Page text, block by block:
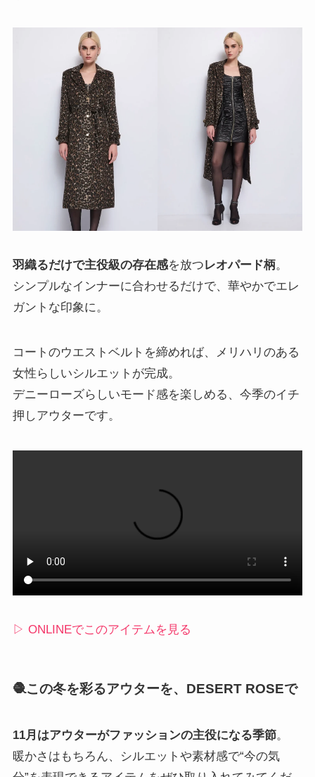
羽織るだけで主役級の存在感を放つレオパード柄。
シンプルなインナーに合わせるだけで、華やかでエレ
ガントな印象に。
コートのウエストベルトを締めれば、メリハリのある
女性らしいシルエットが完成。
デニーローズらしいモード感を楽しめる、今季のイチ
押しアウターです。
▷ ONLINEでこのアイテムを見る
🧶この冬を彩るアウターを、DESERT ROSEで
11月はアウターがファッションの主役になる季節。
暖かさはもちろん、シルエットや素材感で“今の気